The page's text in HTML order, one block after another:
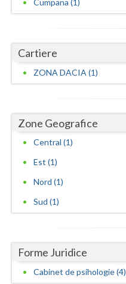
Vaslui
Vrancea
Cartiere
ZONA DACIA (1)
Zone Geografice
Central (1)
Est (1)
Nord (1)
Sud (1)
Forme Juridice
Cabinet de psihologie (4)